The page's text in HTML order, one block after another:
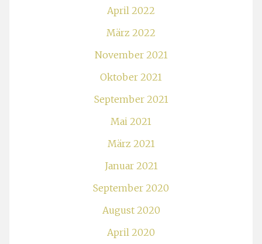
April 2022
März 2022
November 2021
Oktober 2021
September 2021
Mai 2021
März 2021
Januar 2021
September 2020
August 2020
April 2020